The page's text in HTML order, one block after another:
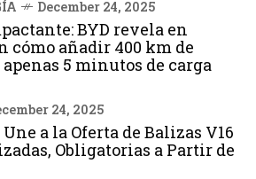
December 24, 2025
BYD revela en
cómo añadir 400 km de
5 minutos de carga
24, 2025
Une a la Oferta de Balizas V16
Obligatorias a Partir de